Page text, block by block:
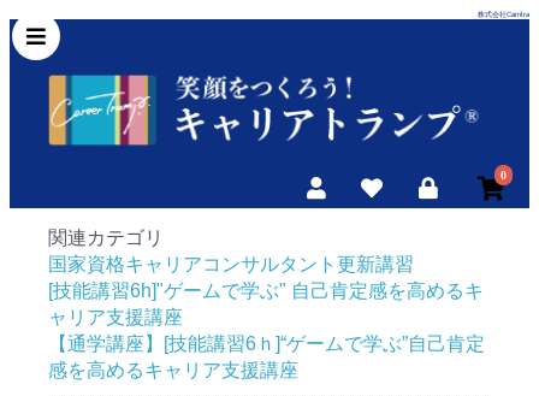
株式会社Carritra
0
関連カテゴリ
国家資格キャリアコンサルタント更新講習
[技能講習6h]"ゲームで学ぶ" 自己肯定感を高めるキ
ャリア支援講座
【通学講座】[技能講習6ｈ]“ゲームで学ぶ”自己肯定
感を高めるキャリア支援講座